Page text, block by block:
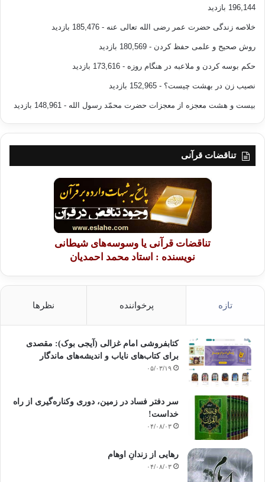
196,144 بازدید
خلاصه زندگی حضرت عمر رضی الله تعالی عنه - 185,476 بازدید
روش صحیح و علمی حفظ کردن - 180,569 بازدید
حکم بوسه کردن و ملاعبه در هنگام روزه - 173,616 بازدید
نصیب زن در بهشت چیست؟ - 152,965 بازدید
بیست و هشت معجزه از معجزات حضرت محمّد رسول الله - 148,961 بازدید
تناقضات قرآنی
تناقضات قرآنی یا وسوسه‌های شیطانی
نویسنده : استاد محمد احمدیان
تازه پرخواننده نظرها
کتابفروشی امام غزالی (آیجی بوک): مقصدی
برای کتاب‌های نایاب و اندیشه‌های ماندگار
۰۵/۰۳/۱۹
سر دفتر فساد در زمین‌، دوری وکناره‌گیری از راه
خداست‌!
۰۴/۰۸/۰۳
رهایی از زندانِ اوهام
۰۴/۰۸/۰۳